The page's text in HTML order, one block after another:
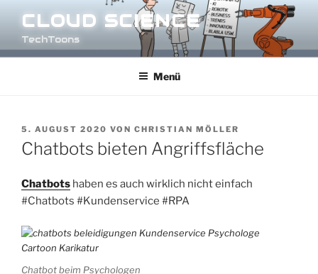
Inhalt
springen
CLOUD SCIENCE
TechToons
Menü
VERÖFFENTLICHT
AM
5. AUGUST 2020 VON CHRISTIAN MÖLLER
Chatbots bieten Angriffsfläche
Chatbots haben es auch wirklich nicht einfach
#Chatbots #Kundenservice #RPA
Chatbot beim Psychologen